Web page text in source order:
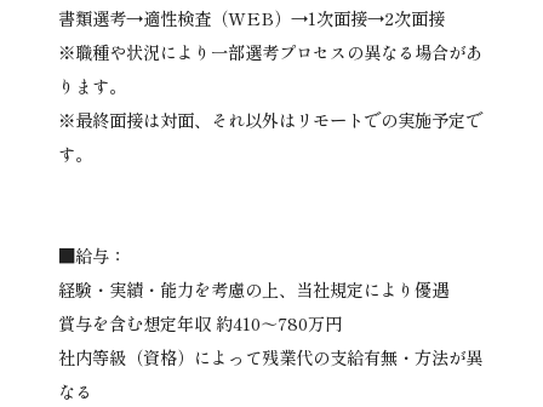
書類選考→適性検査（WEB）→1次面接→2次面接
※職種や状況により一部選考プロセスの異なる場合があ
ります。
※最終面接は対面、それ以外はリモートでの実施予定で
す。
■給与：
経験・実績・能力を考慮の上、当社規定により優遇
賞与を含む想定年収 約410～780万円
社内等級（資格）によって残業代の支給有無・方法が異
なる